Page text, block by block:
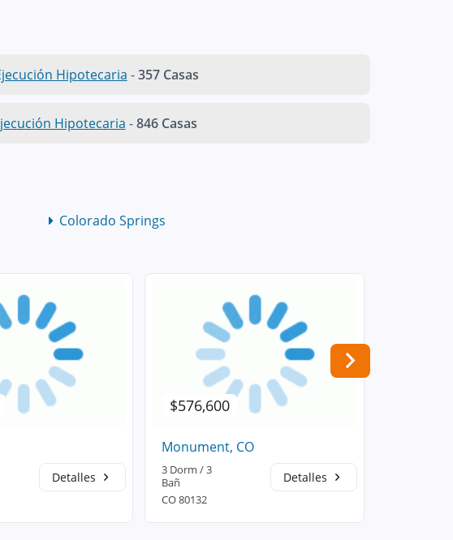
Hipotecaria -357 Casas
Hipotecaria -846 Casas
Colorado Springs
Detalles
$576,600
Monument, CO
3 Dorm / 3
Bañ
CO 80132
Detalles